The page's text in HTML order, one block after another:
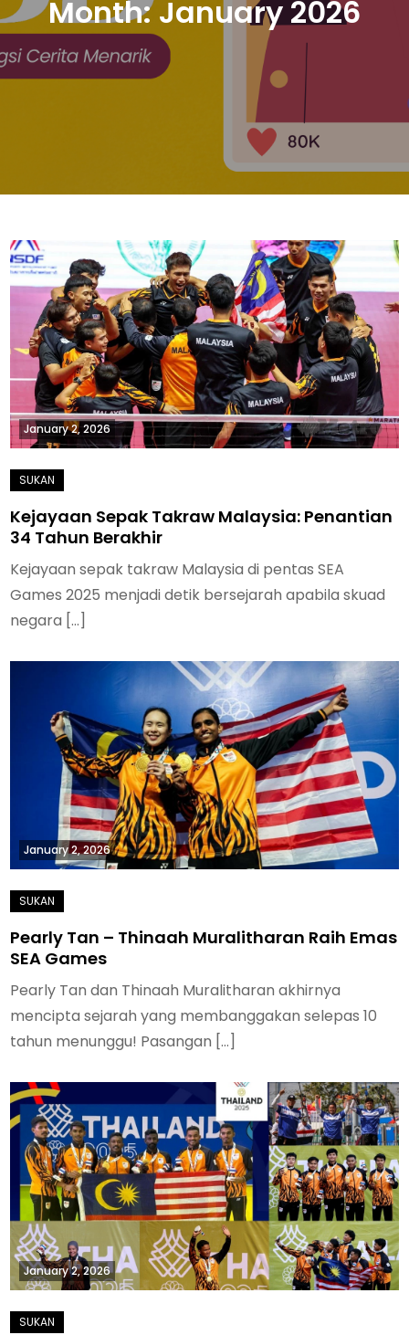
Month:January 2026
January 2, 2026
Kejayaan Sepak Takraw Malaysia: Penantian
34 Tahun Berakhir
Kejayaan sepak takraw Malaysia di pentas SEA
Games 2025 menjadi detik bersejarah apabila skuad
negara […]
January 2, 2026
Pearly Tan – Thinaah Muralitharan Raih Emas
SEA Games
Pearly Tan dan Thinaah Muralitharan akhirnya
mencipta sejarah yang membanggakan selepas 10
tahun menunggu! Pasangan […]
January 2, 2026